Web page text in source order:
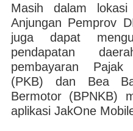
Masih dalam
Anjungan Pemprov
juga dapat
pendapatan
pembayaran
(PKB) dan Bea
Bermotor (BPNKB)
aplikasi JakOne